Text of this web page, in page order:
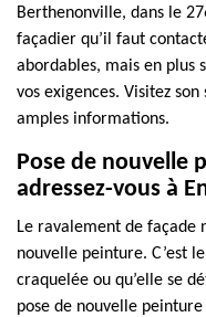
Berthenonville, dans le
façadier qu’il faut
abordables, mais en plus
vos exigences. Visitez
amples informations.
Pose de nouvelle
adressez-vous à
Le ravalement de façade
nouvelle peinture. C’est
craquelée ou qu’elle se
pose de nouvelle